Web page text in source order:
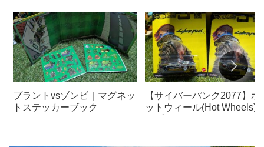
プラントvsゾンビ｜マグネッ
トステッカーブック
【サイバーパンク2077】ホ
ットウィール(Hot Wheels)